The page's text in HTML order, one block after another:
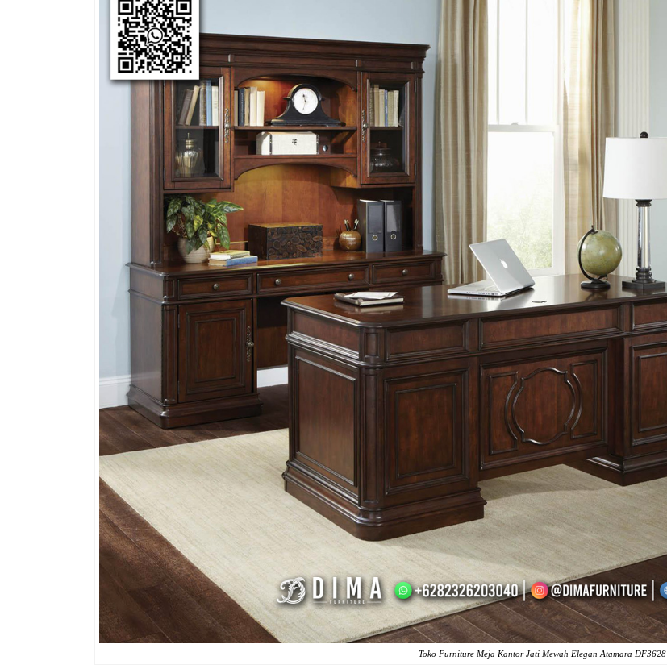
Toko Furniture Meja Kantor Jati Mewah Elegan Atamara DF3628